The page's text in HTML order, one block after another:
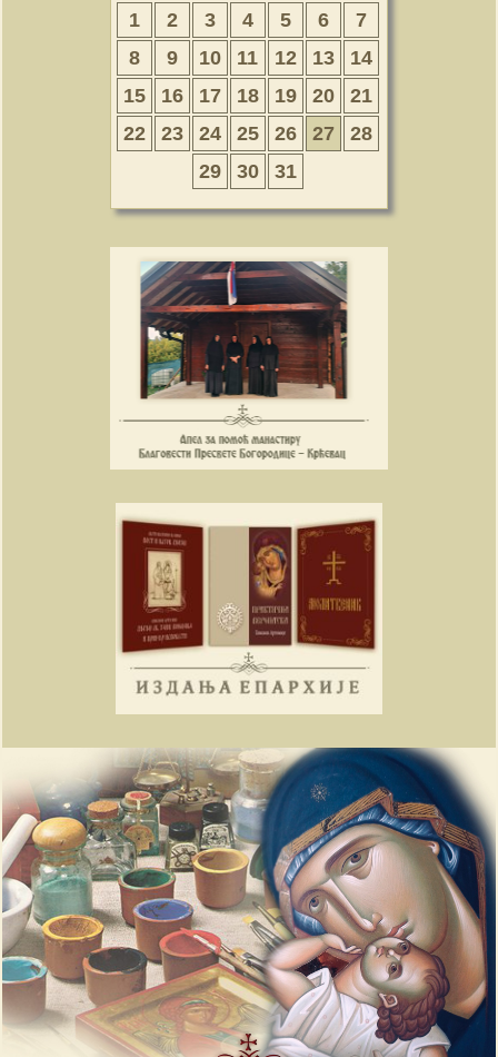
1 2 3 4 5 6
7
8
9 10 11 12 13
14
15
16 17 18 19 20
21
22
23 24 25 26 27
28
29
30 31